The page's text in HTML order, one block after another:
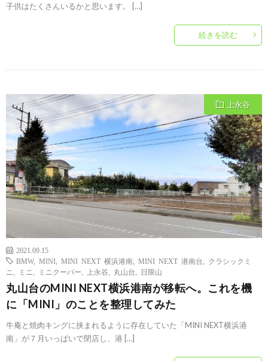
子供はたくさんいるかと思います。 […]
続きを読む
上永谷
2021.09.15
BMW, MINI MINI NEXT 横浜港南 MINI NEXT 港南台
クラシックミ
ニ
ミニ ミニクーパー 上永谷 丸山台 日限山
丸山台のMINI NEXT横浜港南が移転へ。これを機
に「MINI」のことを整理してみた
牛庵と焼肉キングに挟まれるように存在していた「MINI NEXT横浜港
南」が７月いっぱいで閉店し、港 […]